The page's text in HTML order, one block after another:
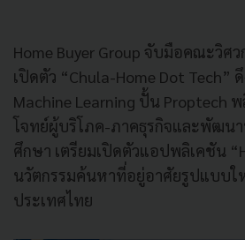
Home Buyer Group จับมือคณะวิศ
เปิดตัว “Chula-Home Dot Tech”
Machine Learning ปั้น Proptech
โจทย์ผู้บริโภค-ภาคธุรกิจและพัฒน
ศึกษา เตรียมเปิดตัวแอปพลิเคชัน
นวัตกรรมค้นหาที่อยู่อาศัยรูปแบบใ
ประเทศไทย